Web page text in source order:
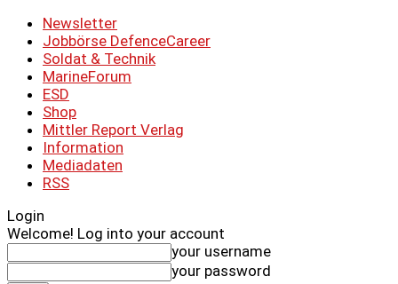
Newsletter
Jobbörse DefenceCareer
Soldat & Technik
MarineForum
ESD
Shop
Mittler Report Verlag
Information
Mediadaten
RSS
Login
Welcome! Log into your account
your username
your password